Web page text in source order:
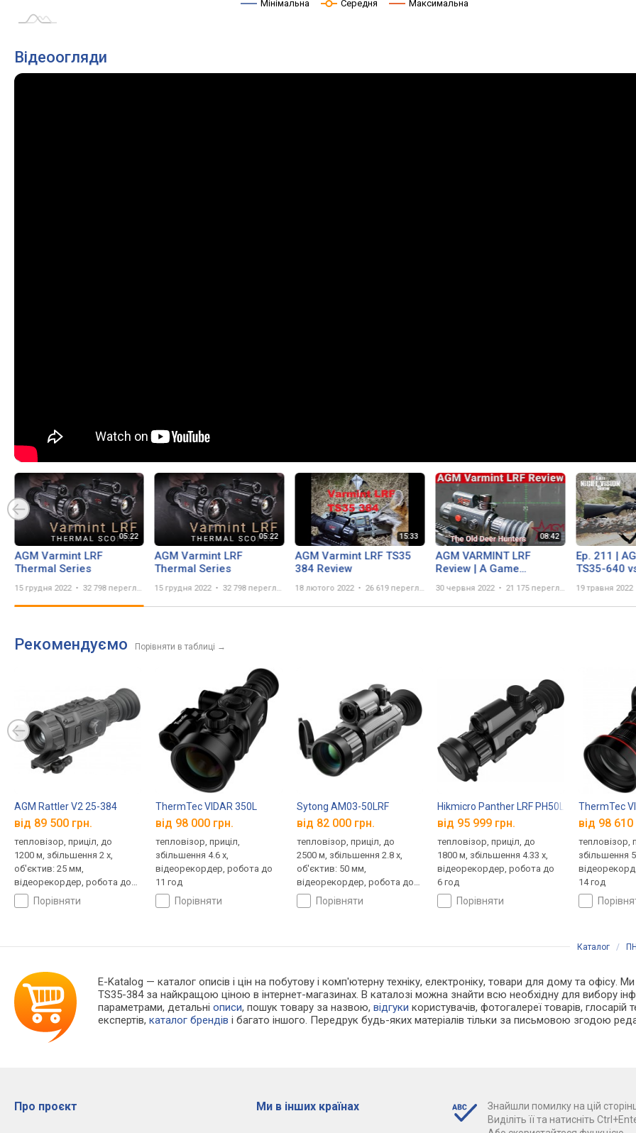
Мінімальна Середня Максимальна
Відеоогляди
AGM Varmint LRF
Thermal Series
15 грудня 2022 32 798 переглядів
AGM Varmint LRF
Thermal Series
15 грудня 2022 32 798 переглядів
AGM Varmint LRF TS35
384 Review
18 лютого 2022 26 619 переглядів
AGM VARMINT LRF
Review | A Game
Hunters
30 червня 2022 21 175 переглядів
Ep. 211 |
TS35-640
REVIEW**
19 травня 2022
Рекомендуємо Порівняти в таблиці →
AGM Rattler V2 25-384
від 89 500 грн.
тепловізор, приціл, до
1200 м, збільшення 2 x,
об'єктив: 25 мм,
відеорекордер, робота до
11 годпорівняти
ThermTec VIDAR 350L
від 98 000 грн.
тепловізор, приціл,
збільшення 4.6 x,
відеорекордер, робота до
11 год
порівняти
Sytong AM03-50LRF
від 82 000 грн.
тепловізор, приціл, до
2500 м, збільшення 2.8 x,
об'єктив: 50 мм,
відеорекордер, робота до
6 год порівняти
Hikmicro Panther LRF PH50L
від 95 999 грн.
тепловізор, приціл, до
1800 м, збільшення 4.33 x,
відеорекордер, робота до
6 год
порівняти
ThermTec
від 98 610
тепловізор,
збільшення
14 год
Каталог /
E-Katalog — каталог описів і цін на побутову і комп'ютерну техніку, електроніку, товари для дому та офісу.
TS35-384 за найкращою ціною в інтернет-магазинах. В каталозі можна знайти всю необхідну для вибору
параметрами, детальніописи, пошук товару за назвою,відгуки користувачів, фотогалереї товарів, глосарій
експертів,каталог брендів і багато іншого. Передрук будь-яких матеріалів тільки за письмовою згодою
Про проєкт Ми в інших країнах
Знайшли помилку на цій
Виділіть її та натисніть